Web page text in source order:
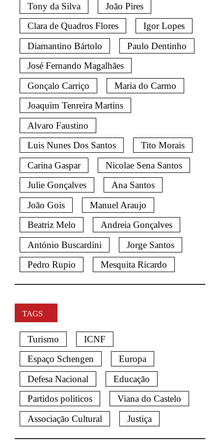
Tony da Silva
João Pires
Clara de Quadros Flores
Igor Lopes
Diamantino Bártolo
Paulo Dentinho
José Fernando Magalhães
Gonçalo Carriço
Maria do Carmo
Joaquim Tenreira Martins
Alvaro Faustino
Luis Nunes Dos Santos
Tito Morais
Carina Gaspar
Nicolae Sena Santos
Julie Gonçalves
Ana Santos
João Gois
Manuel Araujo
Beatriz Melo
Andreia Gonçalves
António Buscardini
Jorge Santos
Pedro Rupio
Mesquita Ricardo
TAGS
Turismo
ICNF
Espaço Schengen
Europa
Defesa Nacional
Educação
Partidos politicos
Viana do Castelo
Associação Cultural
Justiça